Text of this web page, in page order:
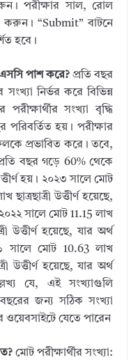
পরীক্ষার সাল, রোল
করুন। “Submit” বাটনে
হবে।
পাশ করে?প্রতি বছর
সংখ্যা নির্ভর করে বিভিন্ন
সংখ্যা বৃদ্ধি
পরিবর্তিত হয়। পরীক্ষার
প্রভাবিত করে। তবে,
বছর গড়ে 60% থেকে
হয়। ২০২৩ সালে মোট
ছাত্রছাত্রী উত্তীর্ণ হয়েছে,
সালে মোট 11.15 লাখ
উত্তীর্ণ হয়েছে, যার অর্থ
সালে মোট 10.63 লাখ
উত্তীর্ণ হয়েছে, যার অর্থ
যে, এই সংখ্যাগুলি
বছরের জন্য সঠিক সংখ্যা
ওয়েবসাইটে যেতে পারেন
মোট পরীক্ষার্থীর সংখ্যা: